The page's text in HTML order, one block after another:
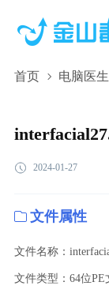
首页 电脑医生
2024-01-27
文件属性
文件名称：
文件类型：64位PE